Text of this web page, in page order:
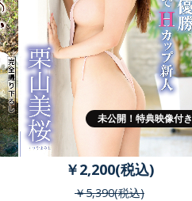
未公開！特典映像付き
￥2,200(税込)
￥5,390(税込)